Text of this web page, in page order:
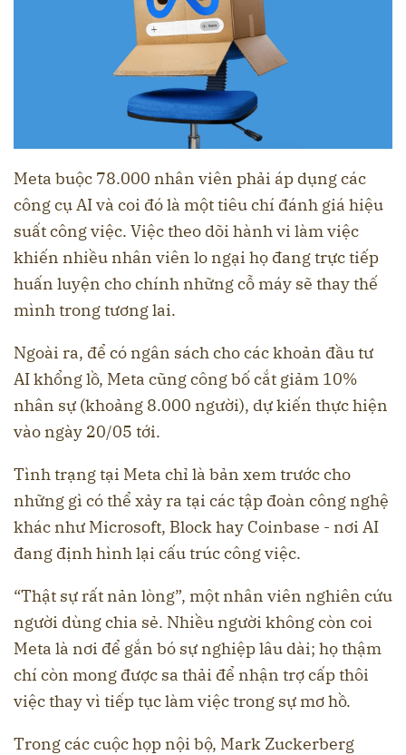
Meta buộc 78.000 nhân viên phải áp dụng các
công cụ AI và coi đó là một tiêu chí đánh giá hiệu
suất công việc. Việc theo dõi hành vi làm việc
khiến nhiều nhân viên lo ngại họ đang trực tiếp
huấn luyện cho chính những cỗ máy sẽ thay thế
mình trong tương lai.
Ngoài ra, để có ngân sách cho các khoản đầu tư
AI khổng lồ, Meta cũng công bố cắt giảm 10%
nhân sự (khoảng 8.000 người), dự kiến thực hiện
vào ngày 20/05 tới.
Tình trạng tại Meta chỉ là bản xem trước cho
những gì có thể xảy ra tại các tập đoàn công nghệ
khác như Microsoft, Block hay Coinbase - nơi AI
đang định hình lại cấu trúc công việc.
“Thật sự rất nản lòng”, một nhân viên nghiên cứu
người dùng chia sẻ. Nhiều người không còn coi
Meta là nơi để gắn bó sự nghiệp lâu dài; họ thậm
chí còn mong được sa thải để nhận trợ cấp thôi
việc thay vì tiếp tục làm việc trong sự mơ hồ.
Trong các cuộc họp nội bộ, Mark Zuckerberg